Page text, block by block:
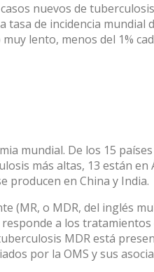
nuevos de
tasa de incidencia mundial
lento, menos del 1%
mundial. De los 15
más altas, 13 están
producen en China y India.
(MR, o MDR, del inglés
a los tratamientos
MDR está
por la OMS y sus